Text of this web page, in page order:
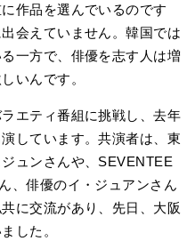
作品を選んでいるのです
会えていません。韓国では
一方で、俳優を志す人は増
いんです。
エティ番組に挑戦し、去年
しています。共演者は、東
ュンさんや、SEVENTEE
、俳優のイ・ジュアンさん
に交流があり、先日、大阪
した。